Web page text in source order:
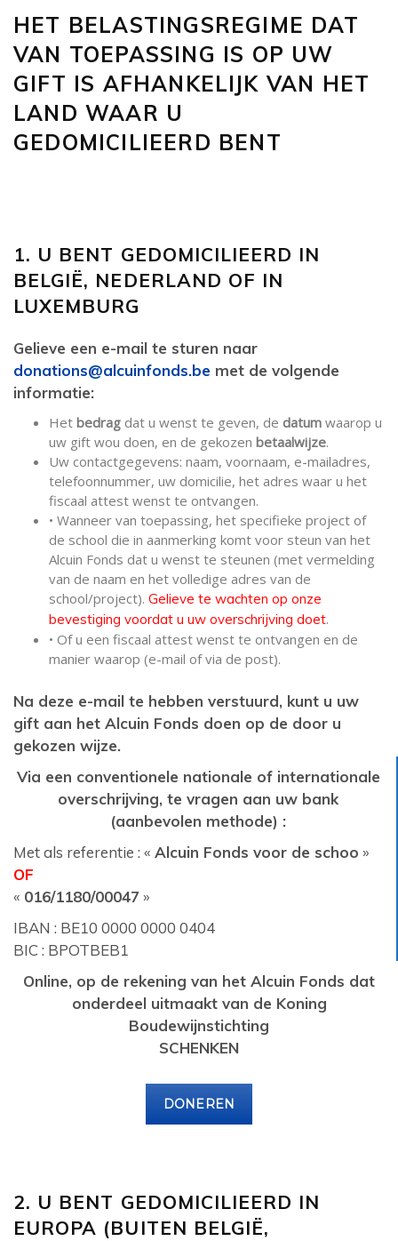
HET BELASTINGSREGIME DAT
VAN TOEPASSING IS OP UW
GIFT IS AFHANKELIJK VAN HET
LAND WAAR U
GEDOMICILIEERD BENT
1. U BENT GEDOMICILIEERD IN
BELGIË, NEDERLAND OF IN
LUXEMBURG
Gelieve een e-mail te sturen naar
donations@alcuinfonds.be met de volgende
informatie:
Het bedrag dat u wenst te geven, de datum waarop u
uw gift wou doen, en de gekozen betaalwijze.
Uw contactgegevens: naam, voornaam, e-mailadres,
telefoonnummer, uw domicilie, het adres waar u het
fiscaal attest wenst te ontvangen.
• Wanneer van toepassing, het specifieke project of
de school die in aanmerking komt voor steun van het
Alcuin Fonds dat u wenst te steunen (met vermelding
van de naam en het volledige adres van de
school/project). Gelieve te wachten op onze
bevestiging voordat u uw overschrijving doet.
• Of u een fiscaal attest wenst te ontvangen en de
manier waarop (e-mail of via de post).
Na deze e-mail te hebben verstuurd, kunt u uw
gift aan het Alcuin Fonds doen op de door u
gekozen wijze.
Via een conventionele nationale of internationale
overschrijving, te vragen aan uw bank
(aanbevolen methode) :
Met als referentie : « Alcuin Fonds voor de schoo »
OF
« 016/1180/00047 »
IBAN : BE10 0000 0000 0404
BIC : BPOTBEB1
Online, op de rekening van het Alcuin Fonds dat
onderdeel uitmaakt van de Koning
Boudewijnstichting
SCHENKEN
DONEREN
2. U BENT GEDOMICILIEERD IN
EUROPA (BUITEN BELGIË,